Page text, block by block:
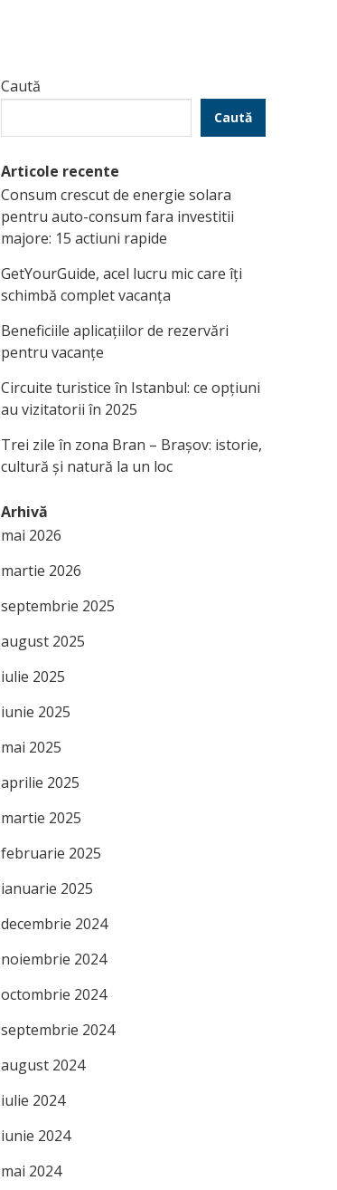
Caută
Caută
Articole recente
Consum crescut de energie solara
pentru auto-consum fara investitii
majore: 15 actiuni rapide
GetYourGuide, acel lucru mic care îți
schimbă complet vacanța
Beneficiile aplicațiilor de rezervări
pentru vacanțe
Circuite turistice în Istanbul: ce opțiuni
au vizitatorii în 2025
Trei zile în zona Bran – Brașov: istorie,
cultură și natură la un loc
Arhivă
mai 2026
martie 2026
septembrie 2025
august 2025
iulie 2025
iunie 2025
mai 2025
aprilie 2025
martie 2025
februarie 2025
ianuarie 2025
decembrie 2024
noiembrie 2024
octombrie 2024
septembrie 2024
august 2024
iulie 2024
iunie 2024
mai 2024